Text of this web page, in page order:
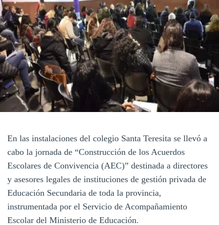
En las instalaciones del colegio Santa Teresita se llevó a
cabo la jornada de “Construcción de los Acuerdos
Escolares de Convivencia (AEC)” destinada a directores
y asesores legales de instituciones de gestión privada de
Educación Secundaria de toda la provincia,
instrumentada por el Servicio de Acompañamiento
Escolar del Ministerio de Educación.